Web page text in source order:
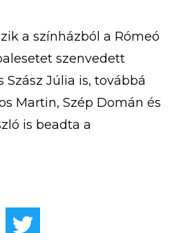
a színházból a Rómeó
szenvedett
Szász Júlia is, továbbá
Martin, Szép Domán és
is beadta a